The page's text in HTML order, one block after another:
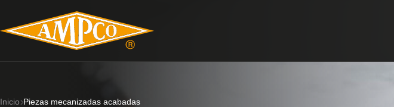
Inicio Piezas mecanizadas acabadas